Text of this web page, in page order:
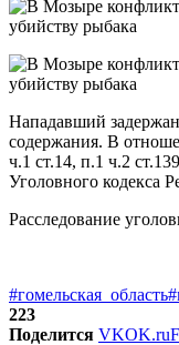
Нападавший
содержания. В
ч.1 ст.14, п.1 ч.2
Уголовного кодекса
Расследование
#гомельская_область
223
Поделится VKOK.ru